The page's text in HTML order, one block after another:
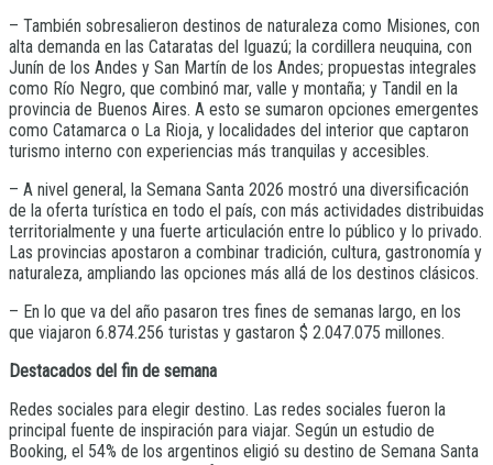
– También sobresalieron destinos de naturaleza como Misiones, con
alta demanda en las Cataratas del Iguazú; la cordillera neuquina, con
Junín de los Andes y San Martín de los Andes; propuestas integrales
como Río Negro, que combinó mar, valle y montaña; y Tandil en la
provincia de Buenos Aires. A esto se sumaron opciones emergentes
como Catamarca o La Rioja, y localidades del interior que captaron
turismo interno con experiencias más tranquilas y accesibles.
– A nivel general, la Semana Santa 2026 mostró una diversificación
de la oferta turística en todo el país, con más actividades distribuidas
territorialmente y una fuerte articulación entre lo público y lo privado.
Las provincias apostaron a combinar tradición, cultura, gastronomía y
naturaleza, ampliando las opciones más allá de los destinos clásicos.
– En lo que va del año pasaron tres fines de semanas largo, en los
que viajaron 6.874.256 turistas y gastaron $ 2.047.075 millones.
Destacados del fin de semana
Redes sociales para elegir destino. Las redes sociales fueron la
principal fuente de inspiración para viajar. Según un estudio de
Booking, el 54% de los argentinos eligió su destino de Semana Santa